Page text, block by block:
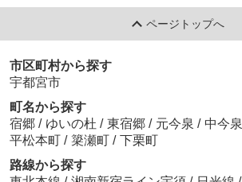
ページトップへ
市区町村から探す
宇都宮市
町名から探す
宿郷 / ゆいの杜 / 東宿郷 / 元今泉 / 中今泉
平松本町 / 簗瀬町 / 下栗町
路線から探す